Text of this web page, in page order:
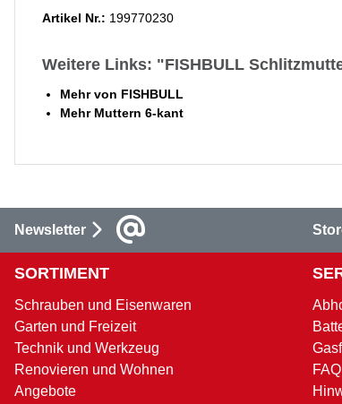
Artikel Nr.: 199770230
Weitere Links: "FISHBULL
Mehr von FISHBULL
Mehr Muttern 6-kant
Newsletter
SORTIMENT
Schrauben und Eisenwaren
Garten und Freizeit
Technik und Werkzeug
Renovieren und Wohnen
Angebote